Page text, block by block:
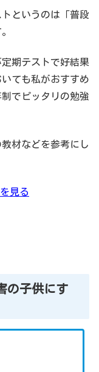
というのは「普段
期テストで好結果
ても私がおすすめ
でピッタリの勉強
材などを参考にし
見る
の子供にす